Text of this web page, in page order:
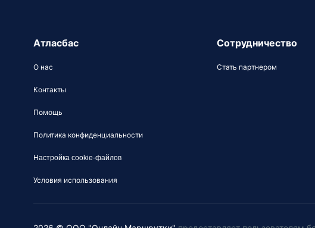
Атласбас
О нас
Контакты
Помощь
Политика конфиденциальности
Настройка cookie-файлов
Условия использования
Сотрудничество
Стать партнером